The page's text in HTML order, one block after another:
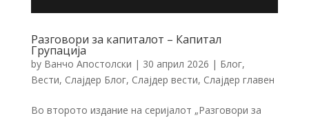
Разговори за капиталот – Капитал
Групација
by Ванчо Апостолски | 30 април 2026 | Блог,
Вести, Слајдер Блог, Слајдер вести, Слајдер главен
Во второто издание на серијалот „Разговори за